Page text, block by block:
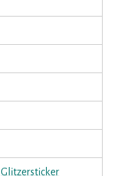
Glitzersticker